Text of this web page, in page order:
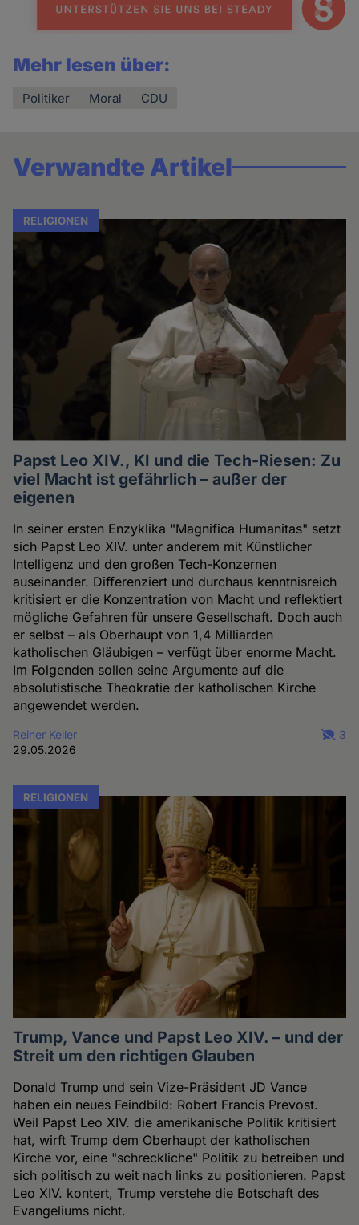
Mehr lesen über:
Politiker Moral CDU
Verwandte Artikel
RELIGIONEN
Papst Leo XIV., KI und die Tech-Riesen: Zu
viel Macht ist gefährlich – außer der
eigenen
In seiner ersten Enzyklika "Magnifica Humanitas" setzt
sich Papst Leo XIV. unter anderem mit Künstlicher
Intelligenz und den großen Tech-Konzernen
auseinander. Differenziert und durchaus kenntnisreich
kritisiert er die Konzentration von Macht und reflektiert
mögliche Gefahren für unsere Gesellschaft. Doch auch
er selbst – als Oberhaupt von 1,4 Milliarden
katholischen Gläubigen – verfügt über enorme Macht.
Im Folgenden sollen seine Argumente auf die
absolutistische Theokratie der katholischen Kirche
angewendet werden.
Reiner Keller
29.05.2026
3
RELIGIONEN
Trump, Vance und Papst Leo XIV. – und der
Streit um den richtigen Glauben
Donald Trump und sein Vize-Präsident JD Vance
haben ein neues Feindbild: Robert Francis Prevost.
Weil Papst Leo XIV. die amerikanische Politik kritisiert
hat, wirft Trump dem Oberhaupt der katholischen
Kirche vor, eine "schreckliche" Politik zu betreiben und
sich politisch zu weit nach links zu positionieren. Papst
Leo XIV. kontert, Trump verstehe die Botschaft des
Evangeliums nicht.